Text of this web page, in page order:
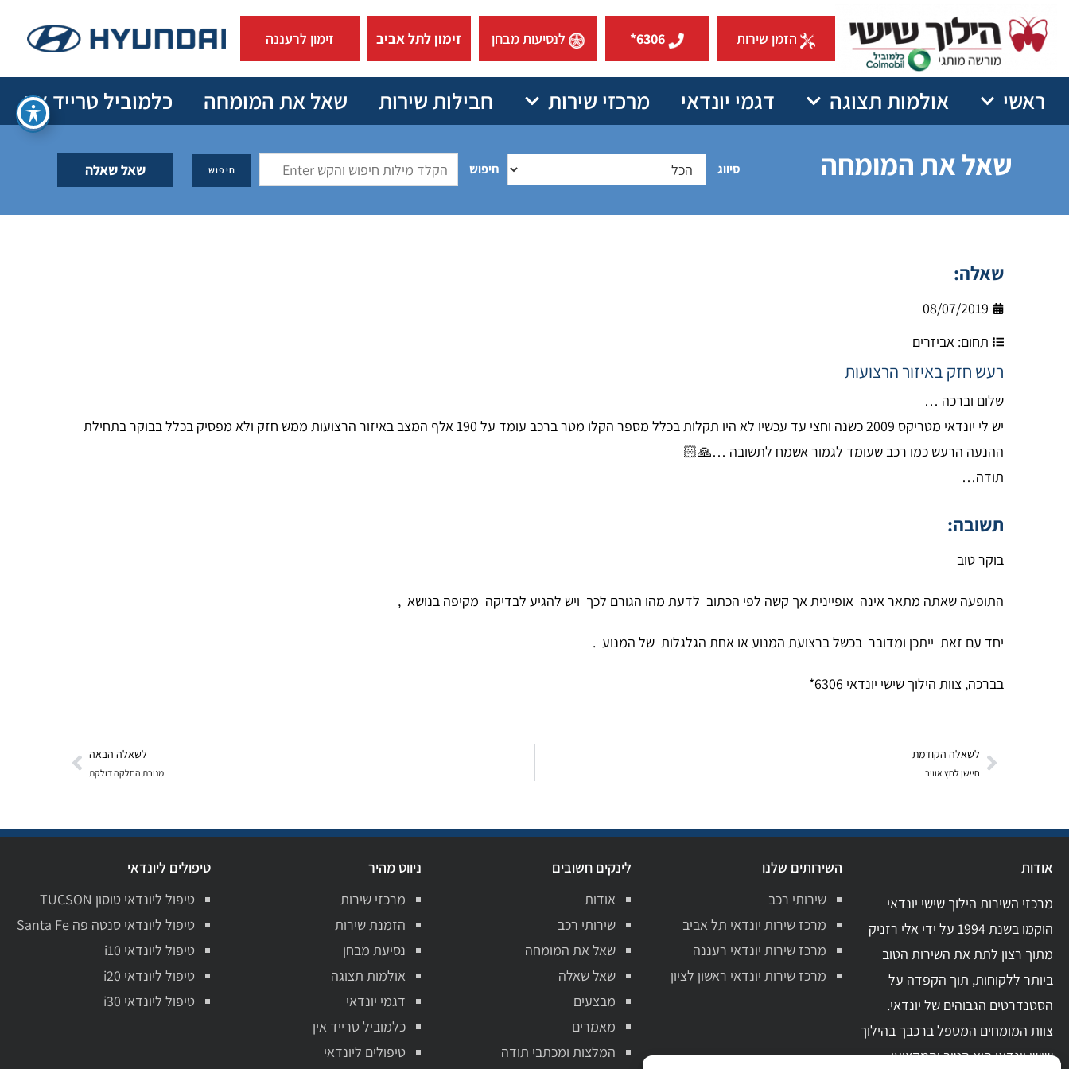
הזמן שירות 6306* לנסיעות מבחן זימון לתל אביב זימון לרעננה
ראשי אולמות תצוגה דגמי יונדאי מרכזי שירות חבילות שירות שאל את המומחה כלמוביל טרייד אין
שאל את המומחה סיווג חיפוש שאל שאלה
שאלה:
08/07/2019
תחום: אביזרים
רעש חזק באיזור הרצועות
שלום וברכה …
יש לי יונדאי מטריקס 2009 כשנה וחצי עד עכשיו לא היו תקלות בכלל מספר הקלו מטר ברכב עומד על 190 אלף המצב באיזור הרצועות ממש חזק ולא מפסיק בכלל בבוקר בתחילת
ההנעה הרעש כמו רכב שעומד לגמור אשמח לתשובה …🙏🏻
תודה…
תשובה:
בוקר טוב
התופעה שאתה מתאר אינה אופיינית אך קשה לפי הכתוב לדעת מהו הגורם לכך ויש להגיע לבדיקה מקיפה בנושא ,
יחד עם זאת ייתכן ומדובר בכשל ברצועת המנוע או אחת הגלגלות של המנוע .
בברכה, צוות הילוך שישי יונדאי 6306*
לשאלה הקודמת
חיישן לחץ אוויר
לשאלה הבאה
מנורת החלקה דולקת
אודות
מרכזי השירות הילוך שישי יונדאי
הוקמו בשנת 1994 על ידי אלי רזניק
מתוך רצון לתת את השירות הטוב
ביותר ללקוחות, תוך הקפדה על
הסטנדרטים הגבוהים של יונדאי.
צוות המומחים המטפל ברכבך בהילוך
שישי יונדאי הוא הטוב והמקצועי
השירותים שלנו
שירותי רכב
מרכז שירות יונדאי תל אביב
מרכז שירות יונדאי רעננה
מרכז שירות יונדאי ראשון לציון
לינקים חשובים
אודות
שירותי רכב
שאל את המומחה
שאל שאלה
מבצעים
מאמרים
המלצות ומכתבי תודה
ניווט מהיר
מרכזי שירות
הזמנת שירות
נסיעת מבחן
אולמות תצוגה
דגמי יונדאי
כלמוביל טרייד אין
טיפולים ליונדאי
טיפולים ליונדאי
טיפול ליונדאי טוסון TUCSON
טיפול ליונדאי סנטה פה Santa Fe
טיפול ליונדאי i10
טיפול ליונדאי i20
טיפול ליונדאי i30